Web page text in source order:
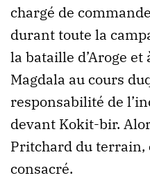
chargé de
durant toute la
la bataille d’Aroge et
Magdala au cours
responsabilité de
devant Kokit-bir.
Pritchard du terrain,
consacré.